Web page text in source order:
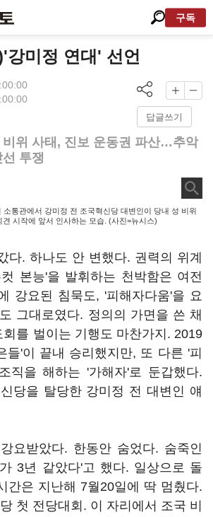
구독
강미정 연대' 선언
답글쓰기
비위 사태, 진보 운동권 파산…추악
투쟁
소통관에서 강미정 전 조국혁신당 대변인이 당내 성 비위
시작에 앞서 인사하는 모습. (사진=뉴시스)
다. 하나도 안 변했다. 권력의 위계
본능'을 발휘하는 천박함은 여전
강요된 침묵도, '피해자다움'을 요
그대로였다. 정의의 가면을 쓴 채
를 벌이는 기행도 마찬가지. 2019
들'이 끝내 승리했지만, 또 다른 '피
직을 해하는 '가해자'로 둔갑했다.
당을 탈당한 강미정 전 대변인 얘
요받았다. 한동안 숨었다. 숨죽인
3년 같았다'고 했다. 일상으로 돌
간은 지난해 7월20일에 딱 멈췄다.
첫 전당대회. 이 자리에서 조국 비